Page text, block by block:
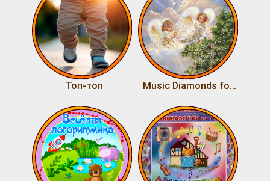
Топ-топ Music Diamonds for Little Angels [Classical]